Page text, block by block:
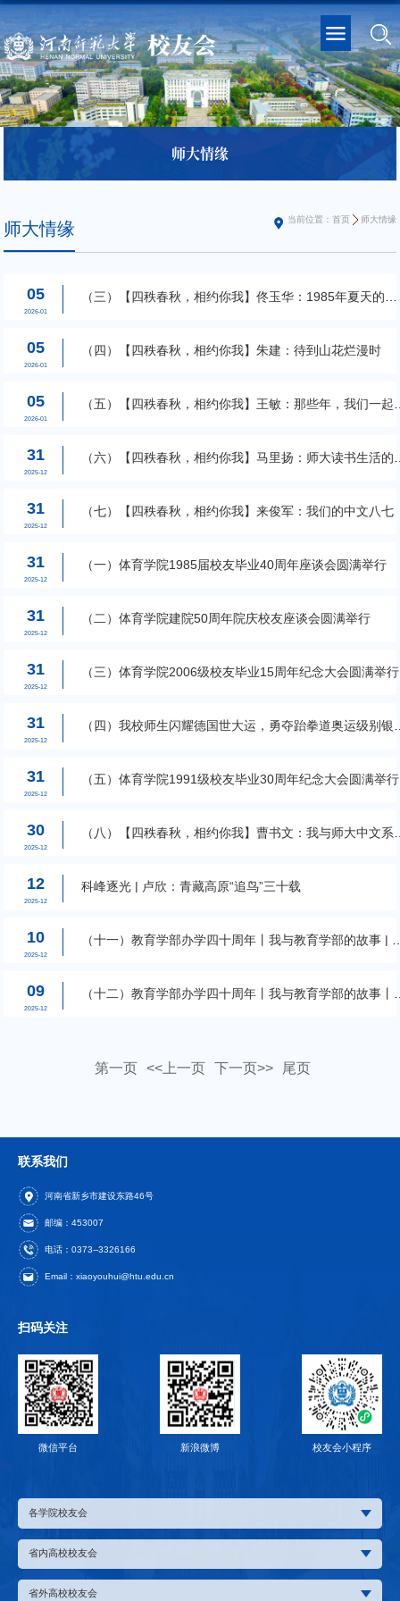
师大情缘
当前位置： 首页 师大情缘
师大情缘
05
2026-01
（三）【四秩春秋，相约你我】佟玉华：1985年夏天的记
05
2026-01
（四）【四秩春秋，相约你我】朱建：待到山花烂漫时
05
2026-01
（五）【四秩春秋，相约你我】王敏：那些年，我们一起
31
2025-12
（六）【四秩春秋，相约你我】马里扬：师大读书生活的
31
2025-12
（七）【四秩春秋，相约你我】来俊军：我们的中文八七
31
2025-12
（一）体育学院1985届校友毕业40周年座谈会圆满举行
31
2025-12
（二）体育学院建院50周年院庆校友座谈会圆满举行
31
2025-12
（三）体育学院2006级校友毕业15周年纪念大会圆满举行
31
2025-12
（四）我校师生闪耀德国世大运，勇夺跆拳道奥运级别银
31
2025-12
（五）体育学院1991级校友毕业30周年纪念大会圆满举行
30
2025-12
（八）【四秩春秋，相约你我】曹书文：我与师大中文系
12
2025-12
科峰逐光 | 卢欣：青藏高原“追鸟”三十载
10
2025-12
（十一）教育学部办学四十周年丨我与教育学部的故事 |
09
2025-12
（十二）教育学部办学四十周年丨我与教育学部的故事丨
第一页 <<上一页 下一页>> 尾页
联系我们
河南省新乡市建设东路46号
邮编：453007
电话：0373--3326166
Email：xiaoyouhui@htu.edu.cn
扫码关注
微信平台 新浪微博 校友会小程序
各学院校友会
省内高校校友会
省外高校校友会